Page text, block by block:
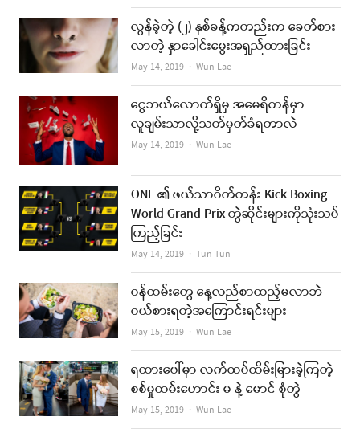
လွန်ခဲ့တဲ့ (၂) နှစ်ခန့်ကတည်းက ခေတ်စား
လာတဲ့ နှာခေါင်းမွေးအရှည်ထားခြင်း
May 14, 2019 Author
Wun Lae
ငွေဘယ်လောက်ရှိမှ အမေရိကန်မှာ
လူချမ်းသာလို့သတ်မှတ်ခံရတာလဲ
May 14, 2019 Author
Wun Lae
ONE ၏ ဖယ်သာဝိတ်တန်း Kick Boxing
World Grand Prix တွဲဆိုင်းများကိုသုံးသပ်
ကြည့်ခြင်း
May 14, 2019 Author
Tun Tun
ဝန်ထမ်းတွေ နေ့လည်စာထည့်မလာဘဲ
ဝယ်စားရတဲ့အကြောင်းရင်းများ
May 15, 2019 Author
Wun Lae
ရထားပေါ်မှာ လက်ထပ်ထိမ်းမြားခဲ့ကြတဲ့
စစ်မှုထမ်းဟောင်း မ နဲ့ မောင် စုံတွဲ
May 15, 2019 Author
Wun Lae